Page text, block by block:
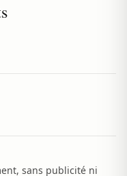
sans publicité ni